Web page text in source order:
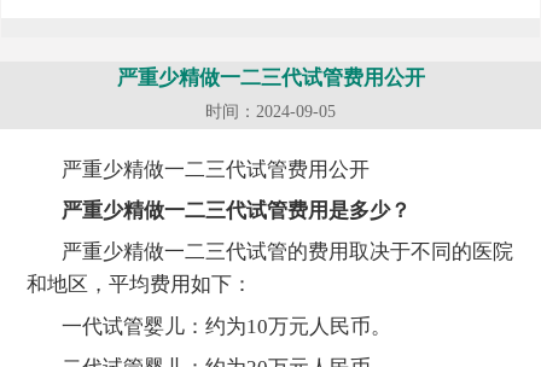
严重少精做一二三代试管费用公开
时间：2024-09-05
严重少精做一二三代试管费用公开
严重少精做一二三代试管费用是多少？
严重少精做一二三代试管的费用取决于不同的医院
和地区，平均费用如下：
一代试管婴儿：约为10万元人民币。